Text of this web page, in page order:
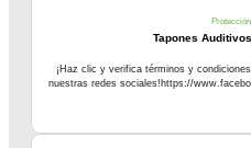
Tapones
¡Haz clic y verifica términos y
nuestras redes sociales!https://